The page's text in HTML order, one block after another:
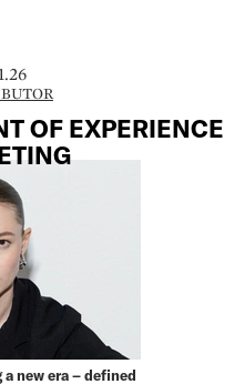
OF EXPERIENCE
new era – defined